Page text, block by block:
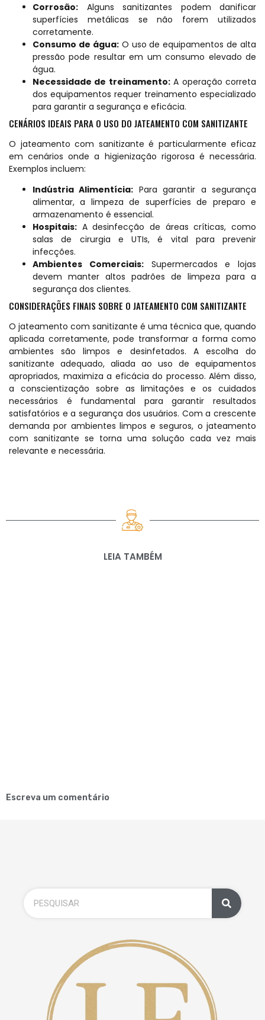
Corrosão: Alguns sanitizantes podem danificar
superfícies metálicas se não forem utilizados
corretamente.
Consumo de água:O uso de equipamentos de alta
pressão pode resultar em um consumo elevado de
água.
Necessidade de treinamento:A operação correta
dos equipamentos requer treinamento especializado
para garantir a segurança e eficácia.
CENÁRIOS IDEAIS PARA O USO DO JATEAMENTO COM SANITIZANTE
O jateamento com sanitizante é particularmente eficaz
em cenários onde a higienização rigorosa é necessária.
Exemplos incluem:
Indústria Alimentícia: Para garantir a segurança
alimentar, a limpeza de superfícies de preparo e
armazenamento é essencial.
Hospitais: A desinfecção de áreas críticas, como
salas de cirurgia e UTIs, é vital para prevenir
infecções.
Ambientes Comerciais:Supermercados e lojas
devem manter altos padrões de limpeza para a
segurança dos clientes.
CONSIDERAÇÕES FINAIS SOBRE O JATEAMENTO COM SANITIZANTE
O jateamento com sanitizante é uma técnica que, quando
aplicada corretamente, pode transformar a forma como
ambientes são limpos e desinfetados. A escolha do
sanitizante adequado, aliada ao uso de equipamentos
apropriados, maximiza a eficácia do processo. Além disso,
a conscientização sobre as limitações e os cuidados
necessários é fundamental para garantir resultados
satisfatórios e a segurança dos usuários. Com a crescente
demanda por ambientes limpos e seguros, o jateamento
com sanitizante se torna uma solução cada vez mais
relevante e necessária.
LEIA TAMBÉM
Escreva um comentário